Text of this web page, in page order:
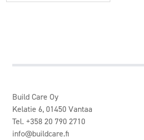
Build Care Oy
Kelatie 6, 01450 Vantaa
Tel. +358 20 790 2710
info@buildcare.fi